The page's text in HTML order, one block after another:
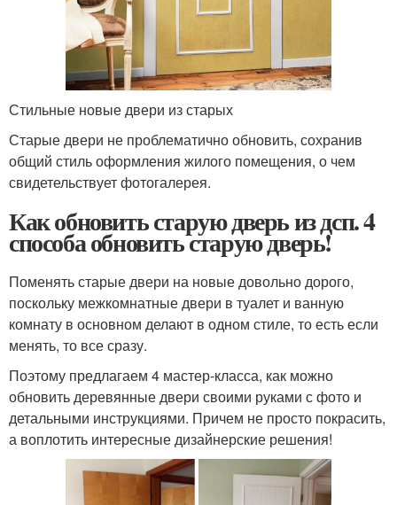
Стильные новые двери из старых
Старые двери не проблематично обновить, сохранив
общий стиль оформления жилого помещения, о чем
свидетельствует фотогалерея.
Как обновить старую дверь из дсп. 4
способа обновить старую дверь!
Поменять старые двери на новые довольно дорого,
поскольку межкомнатные двери в туалет и ванную
комнату в основном делают в одном стиле, то есть если
менять, то все сразу.
Поэтому предлагаем 4 мастер-класса, как можно
обновить деревянные двери своими руками с фото и
детальными инструкциями. Причем не просто покрасить,
а воплотить интересные дизайнерские решения!